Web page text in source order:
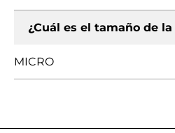
¿Cuál es el tamaño de
MICRO